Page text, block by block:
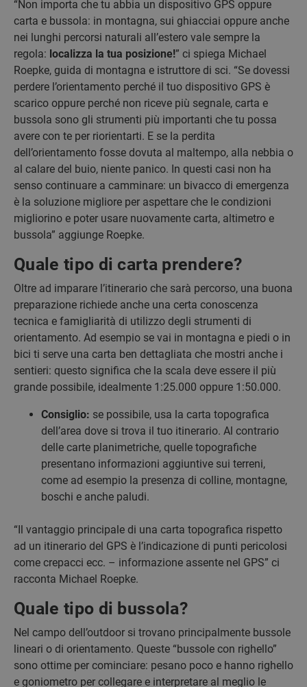
“Non importa che tu abbia un dispositivo GPS oppure
carta e bussola: in montagna, sui ghiacciai oppure anche
nei lunghi percorsi naturali all’estero vale sempre la
regola: localizza la tua posizione!” ci spiega Michael
Roepke, guida di montagna e istruttore di sci. “Se dovessi
perdere l’orientamento perché il tuo dispositivo GPS è
scarico oppure perché non riceve più segnale, carta e
bussola sono gli strumenti più importanti che tu possa
avere con te per riorientarti. E se la perdita
dell’orientamento fosse dovuta al maltempo, alla nebbia o
al calare del buio, niente panico. In questi casi non ha
senso continuare a camminare: un bivacco di emergenza
è la soluzione migliore per aspettare che le condizioni
migliorino e poter usare nuovamente carta, altimetro e
bussola” aggiunge Roepke.
Quale tipo di carta prendere?
Oltre ad imparare l’itinerario che sarà percorso, una buona
preparazione richiede anche una certa conoscenza
tecnica e famigliarità di utilizzo degli strumenti di
orientamento. Ad esempio se vai in montagna e piedi o in
bici ti serve una carta ben dettagliata che mostri anche i
sentieri: questo significa che la scala deve essere il più
grande possibile, idealmente 1:25.000 oppure 1:50.000.
Consiglio: se possibile, usa la carta topografica
dell’area dove si trova il tuo itinerario. Al contrario
delle carte planimetriche, quelle topografiche
presentano informazioni aggiuntive sui terreni,
come ad esempio la presenza di colline, montagne,
boschi e anche paludi.
“Il vantaggio principale di una carta topografica rispetto
ad un itinerario del GPS è l’indicazione di punti pericolosi
come crepacci ecc. – informazione assente nel GPS” ci
racconta Michael Roepke.
Quale tipo di bussola?
Nel campo dell’outdoor si trovano principalmente bussole
lineari o di orientamento. Queste “bussole con righello”
sono ottime per cominciare: pesano poco e hanno righello
e goniometro per collegare e interpretare al meglio le